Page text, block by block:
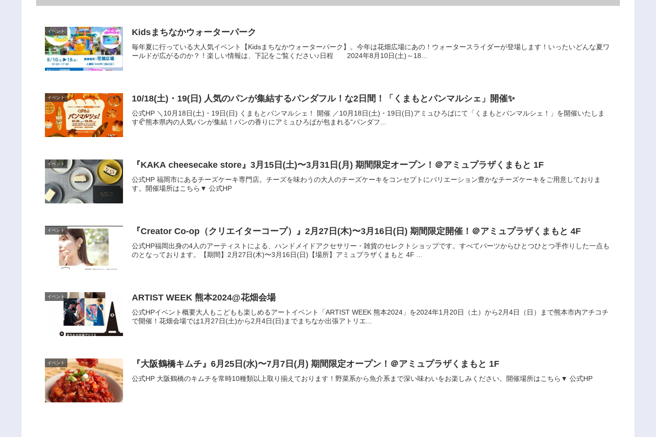
イベント Kidsまちなかウォーターパーク
毎年夏に行っている大人気イベント【Kidsまちなかウォーターパーク】。今年は花畑広場にあの！ウォータースライダーが登場します！いったいどんな夏ワ
ールドが広がるのか？！楽しい情報は、下記をご覧ください♪日程 2024年8月10日(土)～18...
イベント 10/18(土)・19(日) 人気のパンが集結するパンダフル！な2日間！「くまもとパンマルシェ」開催✨
公式HP ＼10月18日(土)・19日(日) くまもとパンマルシェ！ 開催 ／10月18日(土)・19日(日)アミュひろばにて「くまもとパンマルシェ！」を開催いたしま
す🥐熊本県内の人気パンが集結！パンの香りにアミュひろばが包まれる“パンダフ...
イベント 『KAKA cheesecake store』3月15日(土)〜3月31日(月) 期間限定オープン！＠アミュプラザくまもと 1F
公式HP 福岡市にあるチーズケーキ専門店。チーズを味わうの大人のチーズケーキをコンセプトにバリエーション豊かなチーズケーキをご用意しておりま
す。開催場所はこちら▼ 公式HP
イベント 『Creator Co-op（クリエイターコープ）』2月27日(木)〜3月16日(日) 期間限定開催！＠アミュプラザくまもと 4F
公式HP福岡出身の4人のアーティストによる、ハンドメイドアクセサリー・雑貨のセレクトショップです。すべてパーツからひとつひとつ手作りした一点も
のとなっております。【期間】2月27日(木)〜3月16日(日)【場所】アミュプラザくまもと 4F ...
イベント ARTIST WEEK 熊本2024@花畑会場
公式HPイベント概要大人もこどもも楽しめるアートイベント「ARTIST WEEK 熊本2024」を2024年1月20日（土）から2月4日（日）まで熊本市内アチコチ
で開催！花畑会場では1月27日(土)から2月4日(日)までまちなか出張アトリエ...
イベント 『大阪鶴橋キムチ』6月25日(水)〜7月7日(月) 期間限定オープン！＠アミュプラザくまもと 1F
公式HP 大阪鶴橋のキムチを常時10種類以上取り揃えております！野菜系から魚介系まで深い味わいをお楽しみください。開催場所はこちら▼ 公式HP